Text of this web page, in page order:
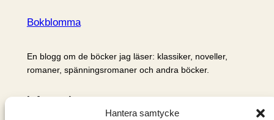
Hantera samtycke
Bokblomma
En blogg om de böcker jag läser: klassiker, noveller,
romaner, spänningsromaner och andra böcker.
Information